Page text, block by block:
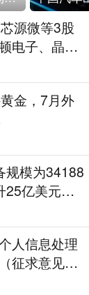
源微等3股
电子、晶华
金，7月外
规模为34188
25亿美元，
人信息处理
征求意见